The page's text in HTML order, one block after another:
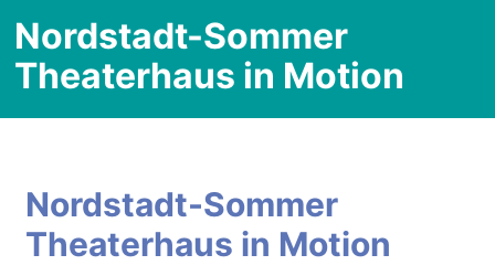
Nordstadt-Sommer
Theaterhaus in Motion
Nordstadt-Sommer
Theaterhaus in Motion